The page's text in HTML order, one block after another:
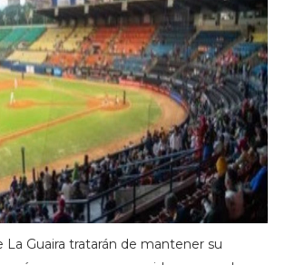
La Guaira tratarán de mantener su